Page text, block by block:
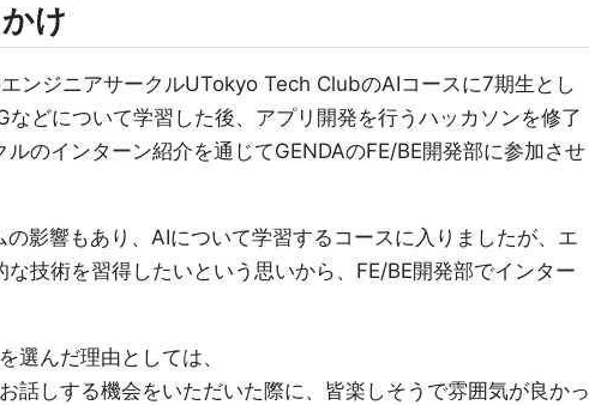
け
ンジニアサークルUTokyo Tech ClubのAIコースに7期生とし
などについて学習した後、アプリ開発を行うハッカソンを修了
ルのインターン紹介を通じてGENDAのFE/BE開発部に参加させ
影響もあり、AIについて学習するコースに入りましたが、エ
技術を習得したいという思いから、FE/BE開発部でインター
選んだ理由としては、
話しする機会をいただいた際に、皆楽しそうで雰囲気が良かっ